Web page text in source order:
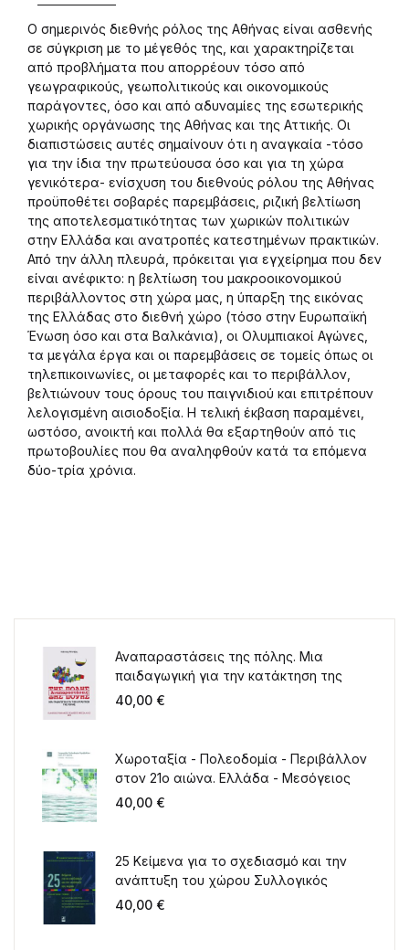
Ο σημερινός διεθνής ρόλος της Αθήνας είναι ασθενής
σε σύγκριση με το μέγεθός της, και χαρακτηρίζεται
από προβλήματα που απορρέουν τόσο από
γεωγραφικούς, γεωπολιτικούς και οικονομικούς
παράγοντες, όσο και από αδυναμίες της εσωτερικής
χωρικής οργάνωσης της Αθήνας και της Αττικής. Οι
διαπιστώσεις αυτές σημαίνουν ότι η αναγκαία -τόσο
για την ίδια την πρωτεύουσα όσο και για τη χώρα
γενικότερα- ενίσχυση του διεθνούς ρόλου της Αθήνας
προϋποθέτει σοβαρές παρεμβάσεις, ριζική βελτίωση
της αποτελεσματικότητας των χωρικών πολιτικών
στην Ελλάδα και ανατροπές κατεστημένων πρακτικών.
Από την άλλη πλευρά, πρόκειται για εγχείρημα που δεν
είναι ανέφικτο: η βελτίωση του μακροοικονομικού
περιβάλλοντος στη χώρα μας, η ύπαρξη της εικόνας
της Ελλάδας στο διεθνή χώρο (τόσο στην Ευρωπαϊκή
Ένωση όσο και στα Βαλκάνια), οι Ολυμπιακοί Αγώνες,
τα μεγάλα έργα και οι παρεμβάσεις σε τομείς όπως οι
τηλεπικοινωνίες, οι μεταφορές και το περιβάλλον,
βελτιώνουν τους όρους του παιγνιδιού και επιτρέπουν
λελογισμένη αισιοδοξία. Η τελική έκβαση παραμένει,
ωστόσο, ανοικτή και πολλά θα εξαρτηθούν από τις
πρωτοβουλίες που θα αναληφθούν κατά τα επόμενα
δύο-τρία χρόνια.
Αναπαραστάσεις της πόλης. Μια
παιδαγωγική για την κατάκτηση της
πόλης
40,00 €
Χωροταξία - Πολεοδομία - Περιβάλλον
στον 21ο αιώνα. Ελλάδα - Μεσόγειος
40,00 €
25 Κείμενα για το σχεδιασμό και την
ανάπτυξη του χώρου Συλλογικός
τόμος για τα 20 χρόνια λειτουργίας
40,00 €